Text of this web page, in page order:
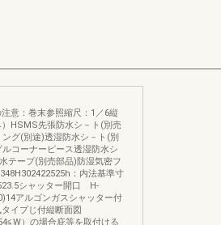
意：巻末参照縮尺：1／6縦
HSMS先張防水シ－ト(別売
グ(別途)透湿防水シ－ト(別
コーナーピース透湿防水シ
テープ(別売部品)防湿気密フ
：内法基準寸
シャッター開口 H-
アルゴンガスシャッター付
イプじ付縦断面図
）の場合庇等を取付ける